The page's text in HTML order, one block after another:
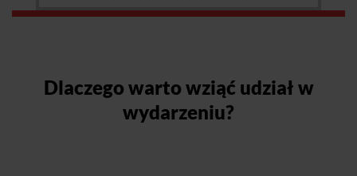
Dlaczego warto wziąć udział w
wydarzeniu?